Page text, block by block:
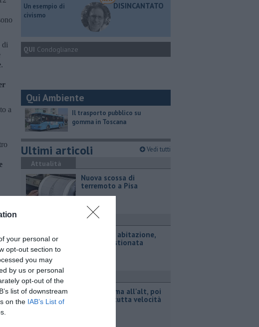
your personal or
opt-out section to
you may
by us or personal
opt-out of the
list of downstream
on the IAB’s List of
di
.
a
​Un esempio di
civismo
DISINCANTATO
QUI Condoglianze
Qui Ambiente
​Il trasporto pubblico su
gomma in Toscana
Ultimi articoli Vedi tutti
Attualità
Nuova scossa di
terremoto a Pisa
Fiamme in abitazione,
anziana ustionata
Cronaca
Non si ferma all'alt, poi
la fuga a tutta velocità